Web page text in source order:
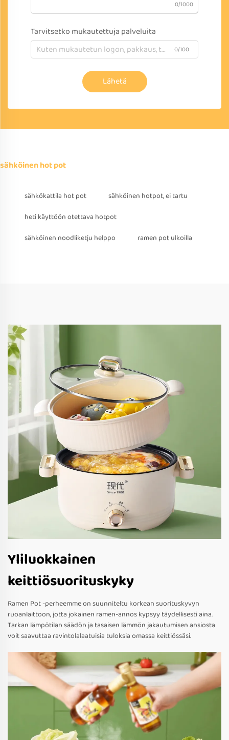
0/1000
Tarvitsetko mukautettuja palveluita
0/100
Lähetä
sähköinen hot pot
sähkökattila hot pot
sähköinen hotpot, ei tartu
heti käyttöön otettava hotpot
sähköinen noodliketju helppo
ramen pot ulkoilla
Yliluokkainen
keittiösuorituskyky
Ramen Pot -perheemme on suunniteltu korkean suorituskyvyn
ruoanlaittoon, jotta jokainen ramen-annos kypsyy täydellisesti aina.
Tarkan lämpötilan säädön ja tasaisen lämmön jakautumisen ansiosta
voit saavuttaa ravintolalaatuisia tuloksia omassa keittiössäsi.